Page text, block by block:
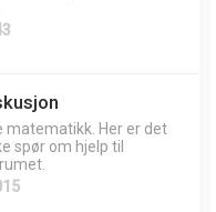
matematikk. Her er det
spør om hjelp til